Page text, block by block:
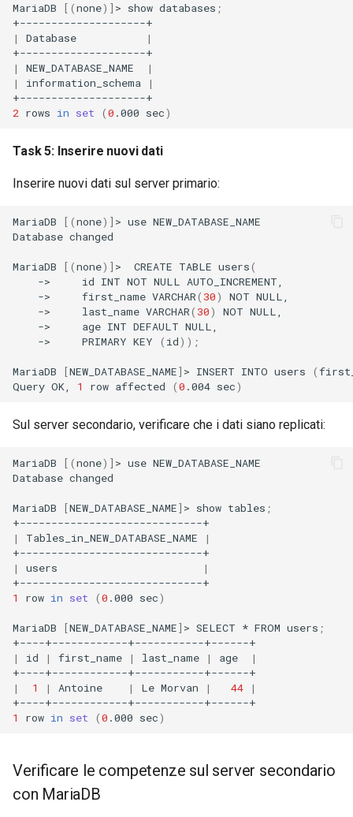
MariaDB [(none)] > show databases ;
|
Database
|
|
NEW_DATABASE_NAME
|
|
information_schema
|
2 rows in set (0 .000 sec)
Task 5: Inserire nuovi dati
Inserire nuovi dati sul server primario:
MariaDB [(none)] > use NEW_DATABASE_NAME
Database changed
MariaDB [(none)] > CREATE TABLE users(
->
id INT NOT NULL
->
first_name VARCHAR( 30) NOT
->
last_name VARCHAR( 30) NOT
->
age INT DEFAULT
->
PRIMARY KEY ( id)) ;
MariaDB [NEW_DATABASE_NAME] > INSERT INTO users (
Query OK, 1 row affected (0 .004 sec)
Sul server secondario, verificare che i dati siano replicati:
MariaDB [(none)] > use NEW_DATABASE_NAME
Database changed
MariaDB [NEW_DATABASE_NAME] > show tables ;
|
Tables_in_NEW_DATABASE_NAME
|
|
users
|
1
row in set (0 .000 sec)
MariaDB [NEW_DATABASE_NAME] > SELECT * FROM users ;
|
id | first_name | last_name | age
|
|
1 | Antoine | Le Morvan | 44
|
1
row in set (0 .000 sec)
Verificare le competenze sul server secondario
con MariaDB